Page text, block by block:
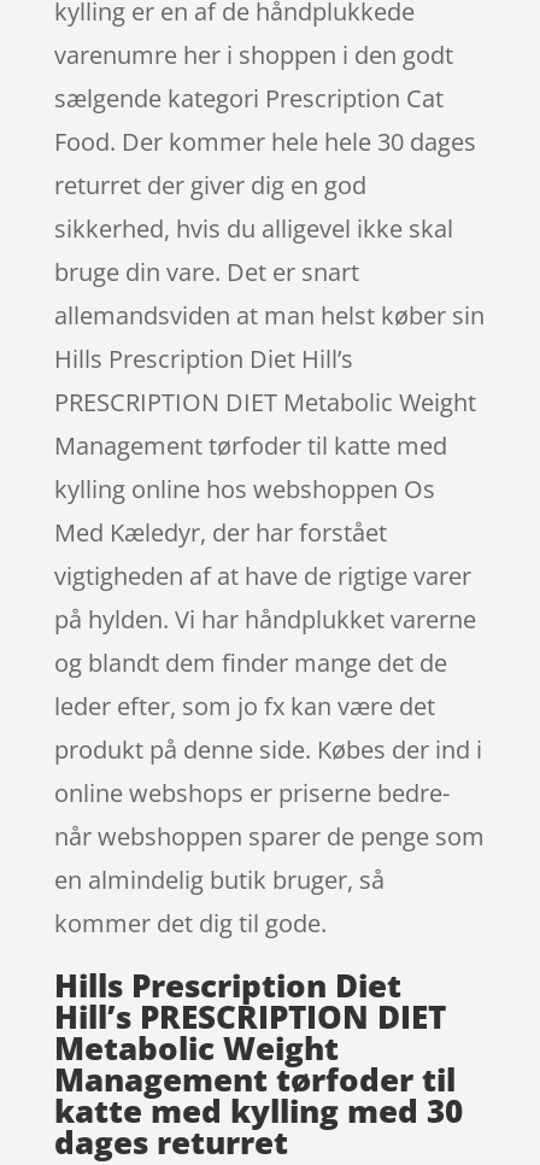
kylling er en af de håndplukkede
varenumre her i shoppen i den godt
sælgende kategori Prescription Cat
Food. Der kommer hele hele 30 dages
returret der giver dig en god
sikkerhed, hvis du alligevel ikke skal
bruge din vare. Det er snart
allemandsviden at man helst køber sin
Hills Prescription Diet Hill’s
PRESCRIPTION DIET Metabolic Weight
Management tørfoder til katte med
kylling online hos webshoppen Os
Med Kæledyr, der har forstået
vigtigheden af at have de rigtige varer
på hylden. Vi har håndplukket varerne
og blandt dem finder mange det de
leder efter, som jo fx kan være det
produkt på denne side. Købes der ind i
online webshops er priserne bedre-
når webshoppen sparer de penge som
en almindelig butik bruger, så
kommer det dig til gode.
Hills Prescription Diet
Hill’s PRESCRIPTION DIET
Metabolic Weight
Management tørfoder til
katte med kylling med 30
dages returret